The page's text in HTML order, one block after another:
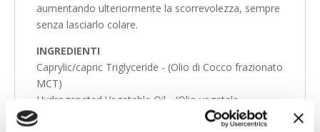
aumentando ulteriormente la scorrevolezza, sempre
senza lasciarlo colare.
INGREDIENTI
Caprylic/capric Triglyceride - (Olio di Cocco frazionato
MCT)
Hydrogenated Vegetable Oil - (Olio vegetale
idrogenato)